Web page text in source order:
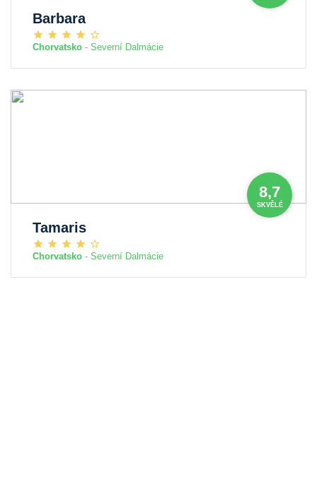
Barbara
Chorvatsko - Severní Dalmácie
8,7
SKVĚLÉ
Tamaris
Chorvatsko - Severní Dalmácie